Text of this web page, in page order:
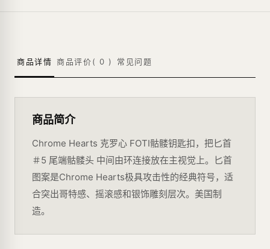
商品详情 商品评价( 0 ) 常见问题
商品简介
Chrome Hearts 克罗心 FOTI骷髅钥匙扣，把匕首
＃5 尾端骷髅头 中间由环连接放在主视觉上。匕首
图案是Chrome Hearts极具攻击性的经典符号，适
合突出哥特感、摇滚感和银饰雕刻层次。美国制
造。